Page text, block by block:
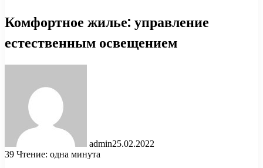
Комфортное жилье: управление
естественным освещением
admin25.02.2022
39 Чтение: одна минута